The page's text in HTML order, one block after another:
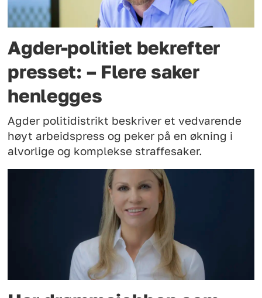
Agder-politiet bekrefter
presset: – Flere saker
henlegges
Agder politidistrikt beskriver et vedvarende
høyt arbeidspress og peker på en økning i
alvorlige og komplekse straffesaker.